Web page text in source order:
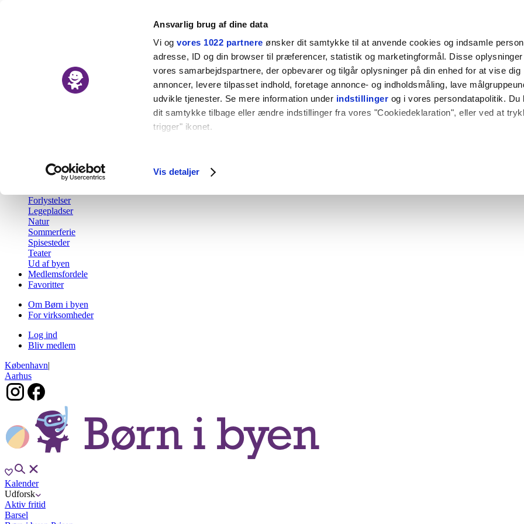
Ansvarlig brug af dine data
Vi ogvores 1022 partnere ønsker dit samtykke til at anvende cookies og indsamle
adresse, ID og din browser til præferencer, statistik og marketingformål. Disse
vores samarbejdspartnere, der opbevarer og tilgår oplysninger på din enhed for at vise dig
annoncer, levere tilpasset indhold, foretage annonce- og indholdsmåling, lave
udvikle tjenester. Se mere information under indstillinger og i vores persondatapolitik.
dit samtykke tilbage eller ændre indstillinger fra vores "Cookiedeklaration", eller ved at
trigger" ikonet.
Indsamle præcise oplysninger om din placering, der kan være nøjagtig inden for få
Vis detaljer
Børn i byen Prisen
Børnefødselsdag
Forlystelser
Legepladser
Natur
Sommerferie
Spisesteder
Teater
Ud af byen
Medlemsfordele
Favoritter
Om Børn i byen
For virksomheder
Log ind
Bliv medlem
København|
Aarhus
Kalender
Udforsk
Aktiv fritid
Barsel